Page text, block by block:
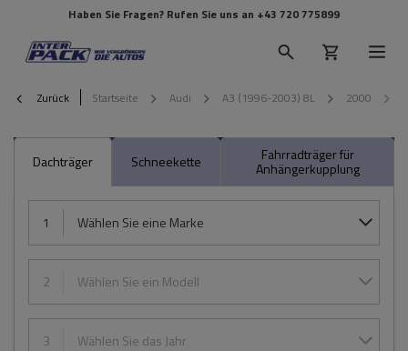
Haben Sie Fragen? Rufen Sie uns an +43 720 775899
Zurück Startseite Audi A3 (1996-2003) 8L 2000
Dachträger Schneekette Fahrradträger für
Anhängerkupplung
1 Wählen Sie eine Marke
2 Wählen Sie ein Modell
3 Wählen Sie das Jahr